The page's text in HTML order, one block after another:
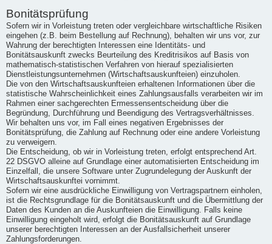
Bonitätsprüfung
Sofern wir in Vorleistung treten oder vergleichbare wirtschaftliche Risiken
eingehen (z.B. beim Bestellung auf Rechnung), behalten wir uns vor, zur
Wahrung der berechtigten Interessen eine Identitäts- und
Bonitätsauskunft zwecks Beurteilung des Kreditrisikos auf Basis von
mathematisch-statistischen Verfahren von hierauf spezialisierten
Dienstleistungsunternehmen (Wirtschaftsauskunfteien) einzuholen.
Die von den Wirtschaftsauskunfteien erhaltenen Informationen über die
statistische Wahrscheinlichkeit eines Zahlungsausfalls verarbeiten wir im
Rahmen einer sachgerechten Ermessensentscheidung über die
Begründung, Durchführung und Beendigung des Vertragsverhältnisses.
Wir behalten uns vor, im Fall eines negativen Ergebnisses der
Bonitätsprüfung, die Zahlung auf Rechnung oder eine andere Vorleistung
zu verweigern.
Die Entscheidung, ob wir in Vorleistung treten, erfolgt entsprechend Art.
22 DSGVO alleine auf Grundlage einer automatisierten Entscheidung im
Einzelfall, die unsere Software unter Zugrundelegung der Auskunft der
Wirtschaftsauskunftei vornimmt.
Sofern wir eine ausdrückliche Einwilligung von Vertragspartnern einholen,
ist die Rechtsgrundlage für die Bonitätsauskunft und die Übermittlung der
Daten des Kunden an die Auskunfteien die Einwilligung. Falls keine
Einwilligung eingeholt wird, erfolgt die Bonitätsauskunft auf Grundlage
unserer berechtigten Interessen an der Ausfallsicherheit unserer
Zahlungsforderungen.